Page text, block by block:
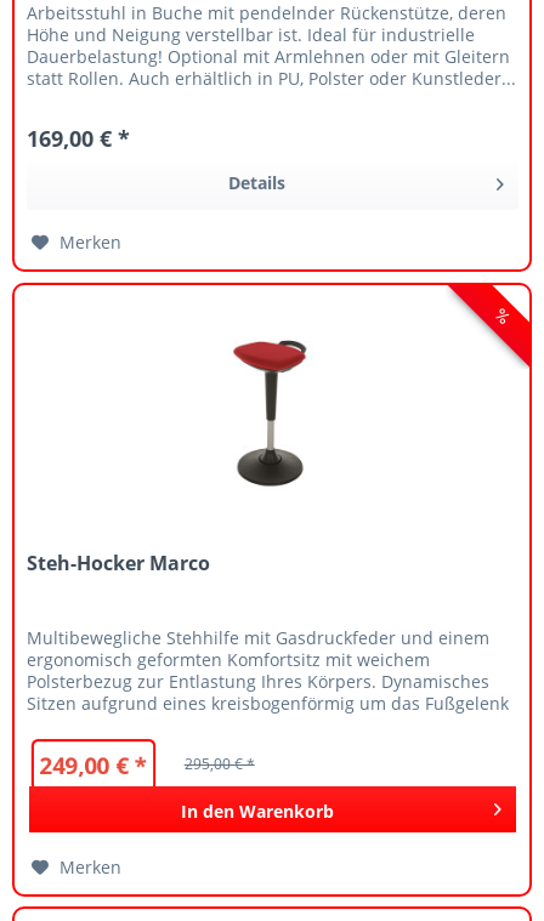
Arbeitsstuhl in Buche mit pendelnder Rückenstütze, deren
Höhe und Neigung verstellbar ist. Ideal für industrielle
Dauerbelastung! Optional mit Armlehnen oder mit Gleitern
statt Rollen. Auch erhältlich in PU, Polster oder Kunstleder...
169,00 € *
Details
Merken
Steh-Hocker Marco
Multibewegliche Stehhilfe mit Gasdruckfeder und einem
ergonomisch geformten Komfortsitz mit weichem
Polsterbezug zur Entlastung Ihres Körpers. Dynamisches
Sitzen aufgrund eines kreisbogenförmig um das Fußgelenk
249,00 € * 295,00 € *
In den Warenkorb
Merken